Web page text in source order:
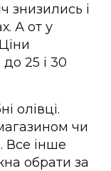
знизились і
А от у
до 25 і 30
олівці.
чи
Все інше
обрати за